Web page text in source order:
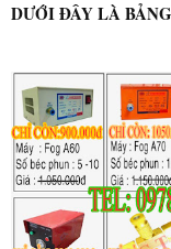
DƯỚI ĐÂY LÀ